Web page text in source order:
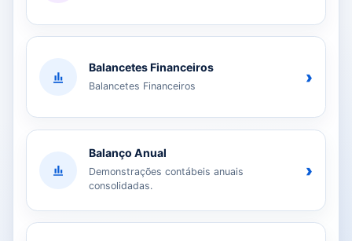
Balancetes Financeiros
Balancetes Financeiros ›
Balanço Anual
Demonstrações contábeis anuais
consolidadas.
›